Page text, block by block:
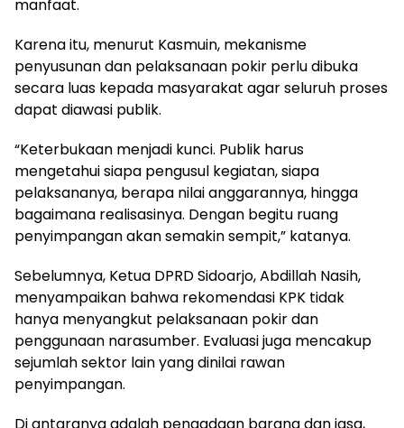
manfaat.
Karena itu, menurut Kasmuin, mekanisme
penyusunan dan pelaksanaan pokir perlu dibuka
secara luas kepada masyarakat agar seluruh proses
dapat diawasi publik.
“Keterbukaan menjadi kunci. Publik harus
mengetahui siapa pengusul kegiatan, siapa
pelaksananya, berapa nilai anggarannya, hingga
bagaimana realisasinya. Dengan begitu ruang
penyimpangan akan semakin sempit,” katanya.
Sebelumnya, Ketua DPRD Sidoarjo, Abdillah Nasih,
menyampaikan bahwa rekomendasi KPK tidak
hanya menyangkut pelaksanaan pokir dan
penggunaan narasumber. Evaluasi juga mencakup
sejumlah sektor lain yang dinilai rawan
penyimpangan.
Di antaranya adalah pengadaan barang dan jasa,